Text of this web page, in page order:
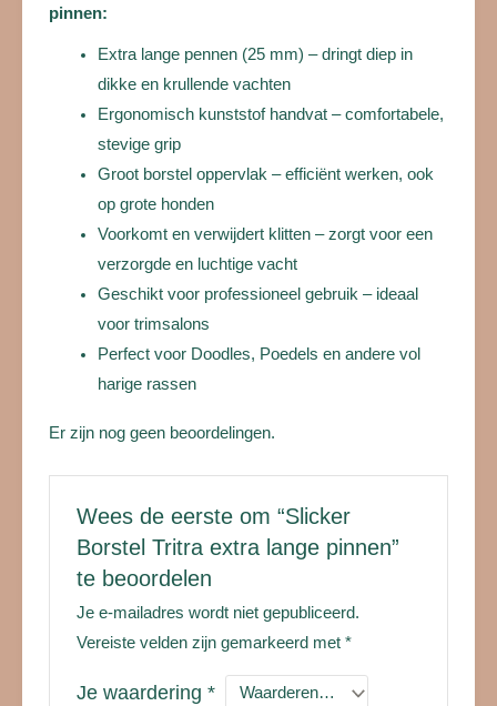
pinnen:
Extra lange pennen (25 mm) – dringt diep in
dikke en krullende vachten
Ergonomisch kunststof handvat – comfortabele,
stevige grip
Groot borstel oppervlak – efficiënt werken, ook
op grote honden
Voorkomt en verwijdert klitten – zorgt voor een
verzorgde en luchtige vacht
Geschikt voor professioneel gebruik – ideaal
voor trimsalons
Perfect voor Doodles, Poedels en andere vol
harige rassen
Er zijn nog geen beoordelingen.
Wees de eerste om “Slicker
Borstel Tritra extra lange pinnen”
te beoordelen
Je e-mailadres wordt niet gepubliceerd.
Vereiste velden zijn gemarkeerd met*
Je waardering*